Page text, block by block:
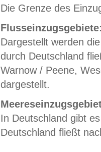
Die Grenze des
Dargestellt werden
durch Deutschland
Warnow / Peene,
dargestellt.
In Deutschland gibt
Deutschland fließt